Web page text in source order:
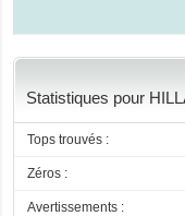
Statistiques pour
Tops trouvés :
Zéros :
Avertissements :